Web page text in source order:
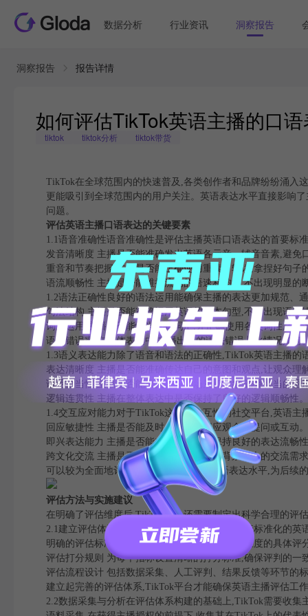
数据分析 行业资讯 洞察报告
洞察报告 报告详情
如何评估TikTok英语主播的口
tiktok tiktok分析 tiktok带货
TikTok在全球范围内的快速普及,各类创作者和品牌纷纷涌入
更能吸引到全球范围内的用户关注。英语表达水平直接影响
问题。
评估英语主播口语表达的关键要素
1.1语音准确性语音准确性是评估主播英语口语表达的首要标
发音清晰度 主播是否能准确发出英语各元音、辅音音素,避免
重音和节奏把握 主播是否能正确使用重读、轻读,拿捏好句子
语流顺畅性 主播是否能维持流畅的语速和韵律,不出现明显的
1.2语法正确性良好的语法运用能确保主播的表达更加规范、
句法结构 主播是否能准确运用英语的基本句型,不会出现语序
词汇运用 主播是否能恰当选择词汇,并正确使用各类词性,不
语法错误率 在整体表达中,主播出现的语法错误占比情况如何
1.3语义表达能力除了语音和语法的正确性,TikTok英语主播的
表达清晰度 主播是否能准确传达自己的意图和观点,让观众理
语用恰当性 主播是否能根据不同的场景和对象,选择得当的语
逻辑连贯性 主播在整体表达中是否保持了良好的逻辑顺畅性。
1.4交互应对能力对于TikTok这种强交互性的社交平台,英语主
回应敏捷性 主播是否能及时、恰当地回应观众的提问或互动。
即兴表达能力 主播是否能在即时对话中保持良好的表达流畅
跨文化交流 主播是否能顺利应对不同文化背景观众的交流需
可以较为全面地评估TikTok英语主播的口语表达水平,为后续
评估方法与实施建议
在明确了评估维度后,TikTok平台还需要制定出科学合理的评
2.1建立评估体系首先,TikTok平台需要建立起一套标准化的英
明确的评估标准 根据前述的关键要素,制定出各维度的具体评
评估打分规则 为每个指标设置清晰的打分标准,确保评判的一
评估流程设计 包括数据采集、人工评判、结果反馈等环节的
建立起完善的评估体系,TikTok平台才能确保英语主播评估工
2.2数据采集与分析在评估体系构建的基础上,TikTok需要收